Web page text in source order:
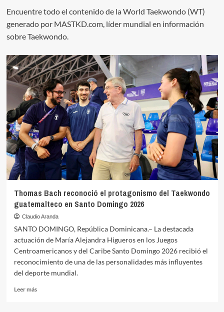
Encuentre todo el contenido de la World Taekwondo (WT)
generado por MASTKD.com, líder mundial en información
sobre Taekwondo.
Thomas Bach reconoció el protagonismo del Taekwondo
guatemalteco en Santo Domingo 2026
Claudio Aranda
SANTO DOMINGO, República Dominicana.– La destacada
actuación de María Alejandra Higueros en los Juegos
Centroamericanos y del Caribe Santo Domingo 2026 recibió el
reconocimiento de una de las personalidades más influyentes
del deporte mundial.
Leer másLeer